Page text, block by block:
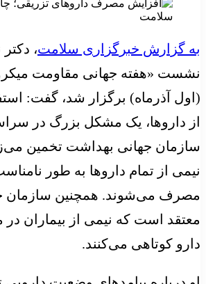
به گزارش خبرگزاری سلامت، دکتر
نشست «هفته جهانی مقاومت
(اول آذرماه) برگزار شد، گفت:
از داروها، یک مشکل بزرگ در
سازمان جهانی بهداشت تخمین
نیمی از تمام داروها به طور
مصرف می‌شوند. همچنین سازمان
معتقد است که نیمی از بیماران
دارو کوتاهی می‌کنند.